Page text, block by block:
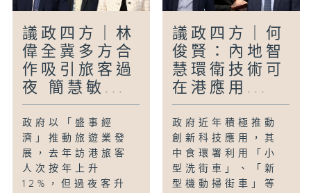
議政四方｜林
偉全冀多方合
作吸引旅客過
夜 簡慧敏...
政府以「盛事經
濟」推動旅遊業發
展，去年訪港旅客
人次按年上升
12%，但過夜客升
議政四方｜何
俊賢：內地智
慧環衛技術可
在港應用...
政府近年積極推動
創新科技應用，其
中食環署利用「小
型洗街車」、「新
型機動掃街車」等